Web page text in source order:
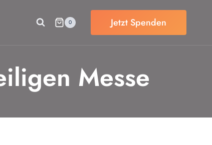
0 Jetzt Spenden
Messe